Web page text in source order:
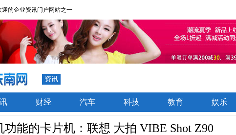
的企业资讯门户网站之一
资讯
财经 汽车 科技 教育 娱乐
能的卡片机：联想 大拍 VIBE Shot Z90